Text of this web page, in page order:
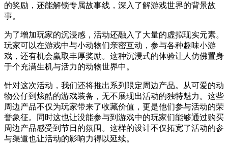
的奖励，还能解锁专属故事线，深入了解游戏世界的背景故
事。
为了增加玩家的沉浸感，活动还融入了大量的虚拟现实元素。
玩家可以在游戏中与小动物们亲密互动，参与各种趣味小游
戏，还有机会赢取丰厚奖励。这种沉浸式的体验让人仿佛置身
于个充满生机与活力的动物世界中。
针对这次活动，我们还将推出系列限定周边产品。从可爱的动
物公仔到炫酷的游戏装备，无不展现出活动的独特魅力。这些
周边产品不仅为玩家带来了收藏价值，更是他们参与活动的荣
誉象征。同时这也让没能参与到游戏中的玩家们能够通过购买
周边产品感受到节日的氛围。这样的设计不仅拓宽了活动的参
与渠道也让活动的影响力得以延续。